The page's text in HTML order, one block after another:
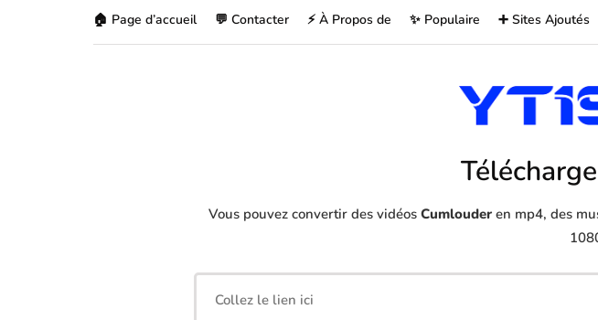
🏠 Page d’accueil 💬 Contacter ⚡ À Propos de ✨ Populaire ➕ Sites Ajoutés
Vous pouvez convertir des vidéos Cumlouderen mp4, des